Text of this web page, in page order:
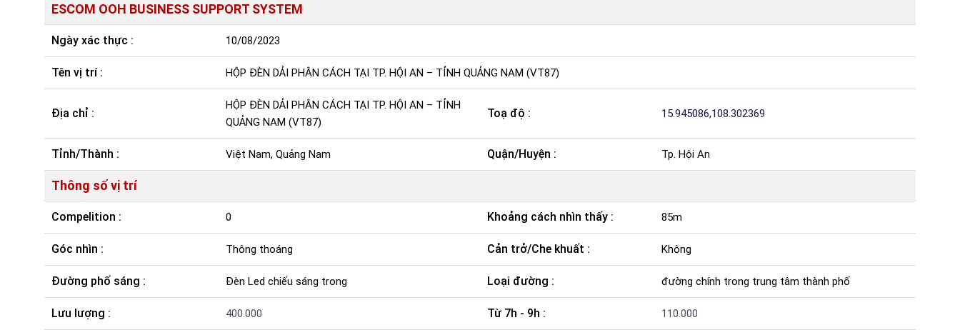
ESCOM OOH BUSINESS SUPPORT SYSTEM
Ngày xác thực : 10/08/2023
Tên vị trí : HỘP ĐÈN DẢI PHÂN CÁCH TẠI TP. HỘI AN – TỈNH QUẢNG NAM (VT87)
Địa chỉ :
HỘP ĐÈN DẢI PHÂN CÁCH TẠI TP. HỘI AN – TỈNH
QUẢNG NAM (VT87)
Toạ độ : 15.945086,108.302369
Tỉnh/Thành : Việt Nam, Quảng Nam Quận/Huyện : Tp. Hội An
Thông số vị trí
Compelition : 0 Khoảng cách nhìn thấy : 85m
Góc nhìn : Thông thoáng Cản trở/Che khuất : Không
Đường phố sáng : Đèn Led chiếu sáng trong Loại đường : đường chính trong trung tâm thành phố
Lưu lượng : 400.000 Từ 7h - 9h : 110.000